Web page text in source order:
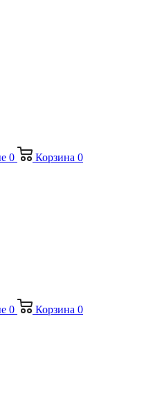
0 Корзина 0
0 Корзина 0